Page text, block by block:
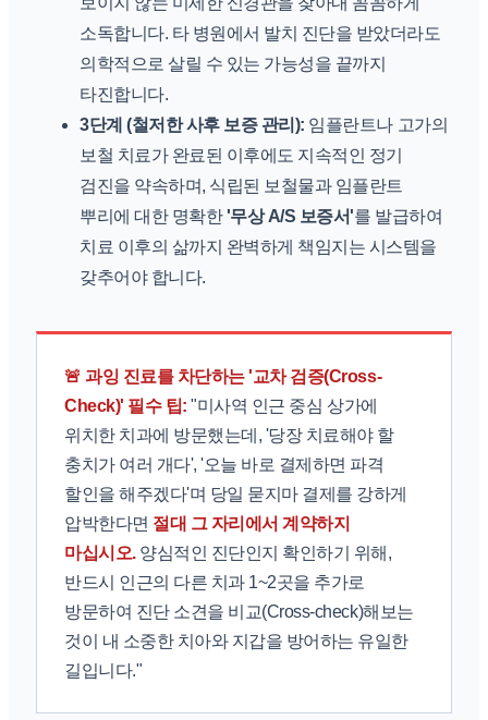
소독합니다. 타 병원에서 발치 진단을 받았더라도
의학적으로 살릴 수 있는 가능성을 끝까지
타진합니다.
3단계 (철저한 사후 보증 관리): 임플란트나 고가의
보철 치료가 완료된 이후에도 지속적인 정기
검진을 약속하며, 식립된 보철물과 임플란트
뿌리에 대한 명확한'무상 A/S 보증서'를 발급하여
치료 이후의 삶까지 완벽하게 책임지는 시스템을
갖추어야 합니다.
🚨 과잉 진료를 차단하는 '교차 검증(Cross-
Check)' 필수 팁: "미사역 인근 중심 상가에
위치한 치과에 방문했는데, '당장 치료해야 할
충치가 여러 개다', '오늘 바로 결제하면 파격
할인을 해주겠다'며 당일 묻지마 결제를 강하게
압박한다면 절대 그 자리에서 계약하지
마십시오.양심적인 진단인지 확인하기 위해,
반드시 인근의 다른 치과 1~2곳을 추가로
방문하여 진단 소견을 비교(Cross-check)해보는
것이 내 소중한 치아와 지갑을 방어하는 유일한
길입니다."